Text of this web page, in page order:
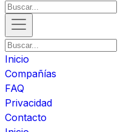
Inicio
Compañías
FAQ
Privacidad
Contacto